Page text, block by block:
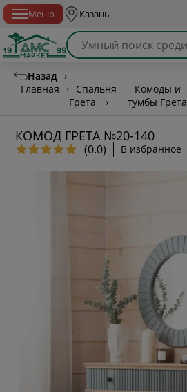
Меню Казань
Назад ›
Главная
›
Спальня
Грета
›
Комоды и
тумбы Грета
КОМОД ГРЕТА №20-140
(0.0) В избранное